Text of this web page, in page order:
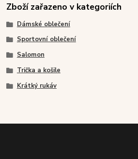
Zboží zařazeno v kategoriích
Dámské oblečení
Sportovní oblečení
Salomon
Trička a košile
Krátký rukáv